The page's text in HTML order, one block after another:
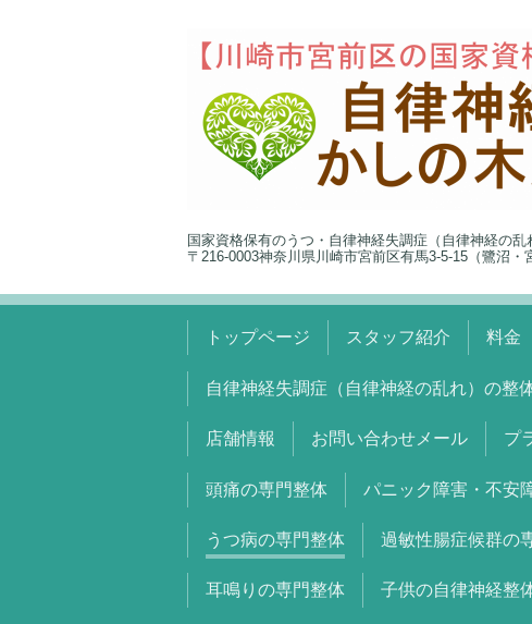
国家資格保有のうつ・自律神経失調症（自律神経の乱
〒216-0003神奈川県川崎市宮前区有馬3-5-15（鷺沼・
トップページ スタッフ紹介 料金
自律神経失調症（自律神経の乱れ）の整
店舗情報 お問い合わせメール プ
頭痛の専門整体 パニック障害・不安
うつ病の専門整体 過敏性腸症候群の
耳鳴りの専門整体 子供の自律神経整